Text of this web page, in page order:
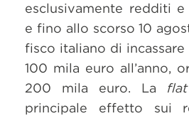
esclusivamente redditi
e fino allo scorso 10
fisco italiano di
100 mila euro all’anno,
200 mila euro. La
principale effetto sui